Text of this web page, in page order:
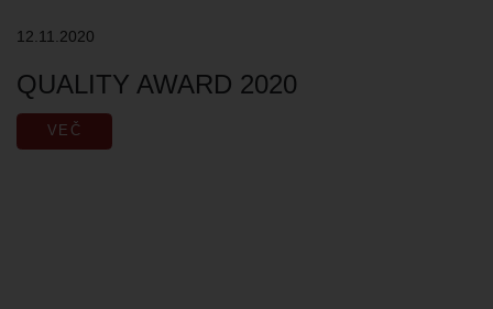
12.11.2020
QUALITY AWARD 2020
VEČ